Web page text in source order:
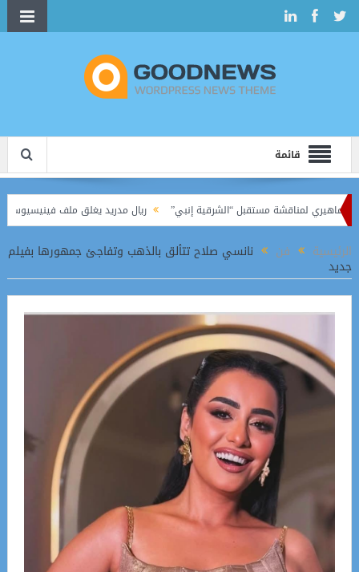
قائمة
لمناقشة مستقبل “الشرقية إنبي”
ريال مدريد يغلق ملف فينيسيوس.. عقد
الرئيسية فن نانسي صلاح تتألق بالذهب وتفاجئ جمهورها بفيلم
جديد